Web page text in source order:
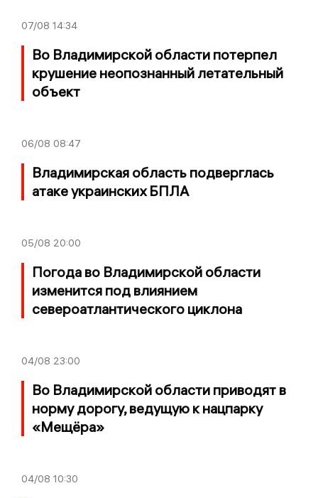
07/08 14:34
Во Владимирской области потерпел
крушение неопознанный летательный
объект
06/08 08:47
Владимирская область подверглась
атаке украинских БПЛА
05/08 20:00
Погода во Владимирской области
изменится под влиянием
североатлантического циклона
04/08 23:00
Во Владимирской области приводят в
норму дорогу, ведущую к нацпарку
«Мещёра»
04/08 10:30